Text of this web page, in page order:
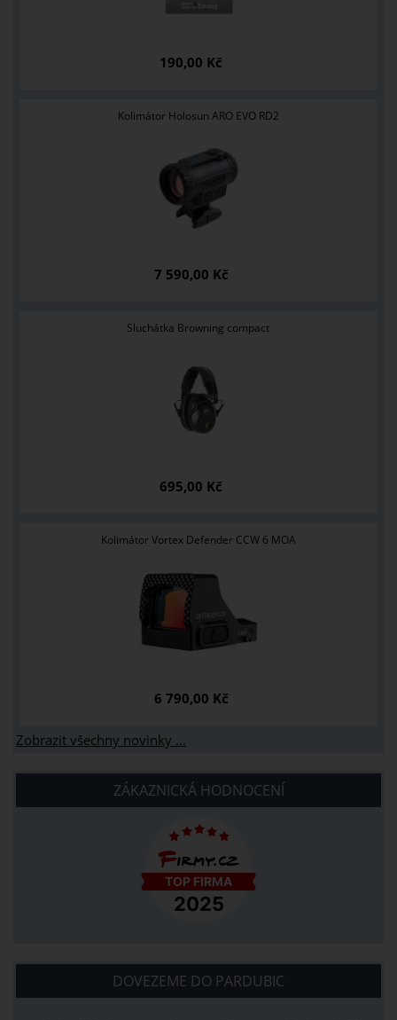
190,00 Kč
Kolimátor Holosun ARO EVO RD2
7 590,00 Kč
Sluchátka Browning compact
695,00 Kč
Kolimátor Vortex Defender CCW 6 MOA
6 790,00 Kč
Zobrazit všechny novinky ...
ZÁKAZNICKÁ HODNOCENÍ
DOVEZEME DO PARDUBIC